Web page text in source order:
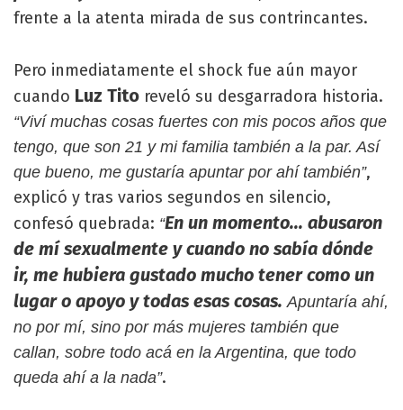
frente a la atenta mirada de sus contrincantes.
Pero inmediatamente el shock fue aún mayor
cuando Luz Tito reveló su desgarradora historia.
“Viví muchas cosas fuertes con mis pocos años que
tengo, que son 21 y mi familia también a la par. Así
que bueno, me gustaría apuntar por ahí también”,
explicó y tras varios segundos en silencio,
confesó quebrada: “En un momento... abusaron
de mí sexualmente y cuando no sabía dónde
ir, me hubiera gustado mucho tener como un
lugar o apoyo y todas esas cosas.Apuntaría ahí,
no por mí, sino por más mujeres también que
callan, sobre todo acá en la Argentina, que todo
queda ahí a la nada”.